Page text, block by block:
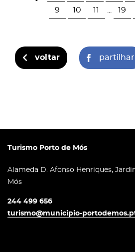
9 10 11 19
voltar partilhar
Turismo Porto de Mós
Alameda D. Afonso Henriques,
Mós
244 499 656
turismo@municipio-